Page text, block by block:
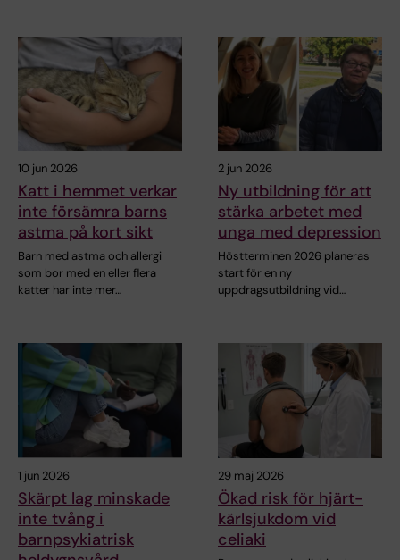
10 jun 2026
Katt i hemmet verkar
inte försämra barns
astma på kort sikt
Barn med astma och allergi
som bor med en eller flera
katter har inte mer…
2 jun 2026
Ny utbildning för att
stärka arbetet med
unga med depression
Höstterminen 2026 planeras
start för en ny
uppdragsutbildning vid…
1 jun 2026
Skärpt lag minskade
inte tvång i
barnpsykiatrisk
29 maj 2026
Ökad risk för hjärt-
kärlsjukdom vid
celiaki